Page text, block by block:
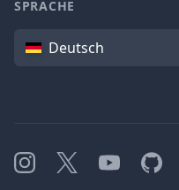
SPRACHE
SpracheDeutsch
Instagram
X YouTubeGitHub